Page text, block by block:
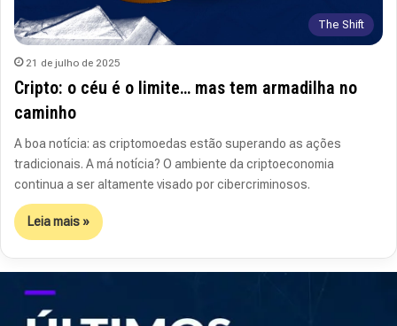
The Shift
21 de julho de 2025
Cripto: o céu é o limite… mas tem armadilha no
caminho
A boa notícia: as criptomoedas estão superando as ações
tradicionais. A má notícia? O ambiente da criptoeconomia
continua a ser altamente visado por cibercriminosos.
Leia mais »